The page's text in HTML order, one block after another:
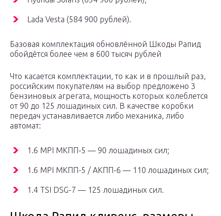
Lada Vesta (584 900 рублей).
Базовая комплектация обновлённой Шкоды Рапид
обойдётся более чем в 600 тысяч рублей
Что касается комплектации, то как и в прошлый раз,
российским покупателям на выбор предложено 3
бензиновых агрегата, мощность которых колеблется
от 90 до 125 лошадиных сил. В качестве коробки
передач устанавливается либо механика, либо
автомат:
1.6 MPI МКПП-5 — 90 лошадиных сил;
1.6 MPI МКПП-5 / АКПП-6 — 110 лошадиных сил;
1.4 TSI DSG-7 — 125 лошадиных сил.